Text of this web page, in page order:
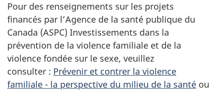
Pour des renseignements sur les projets
financés par l’Agence de la santé publique du
Canada (ASPC) Investissements dans la
prévention de la violence familiale et de la
violence fondée sur le sexe, veuillez
consulter : Prévenir et contrer la violence
familiale - la perspective du milieu de la santé ou